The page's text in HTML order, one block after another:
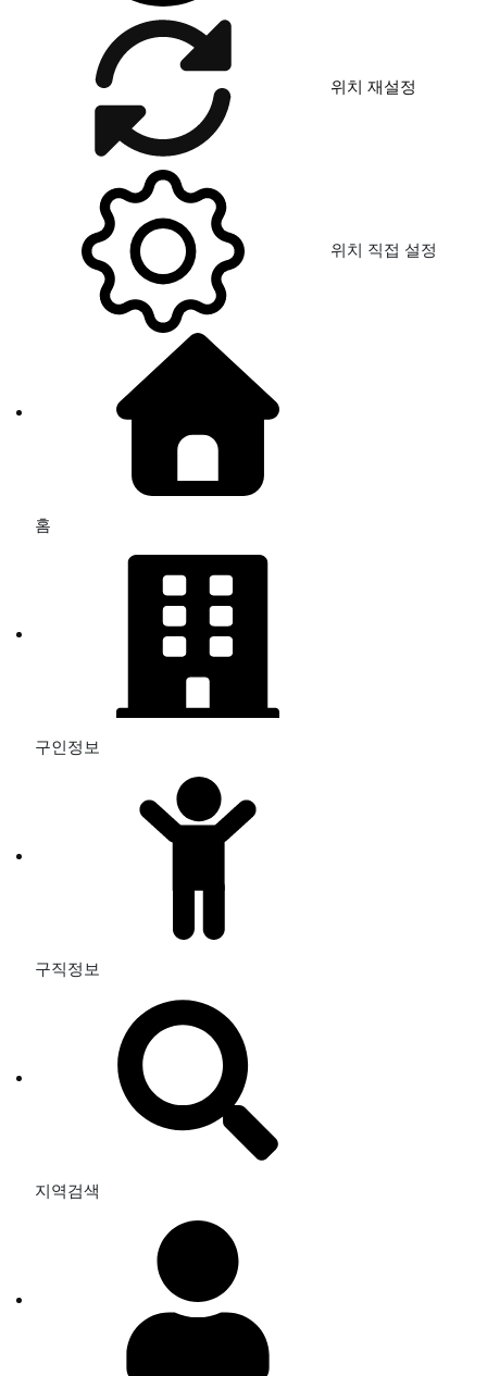
위치 재설정
위치 직접 설정
홈
구인정보
구직정보
지역검색